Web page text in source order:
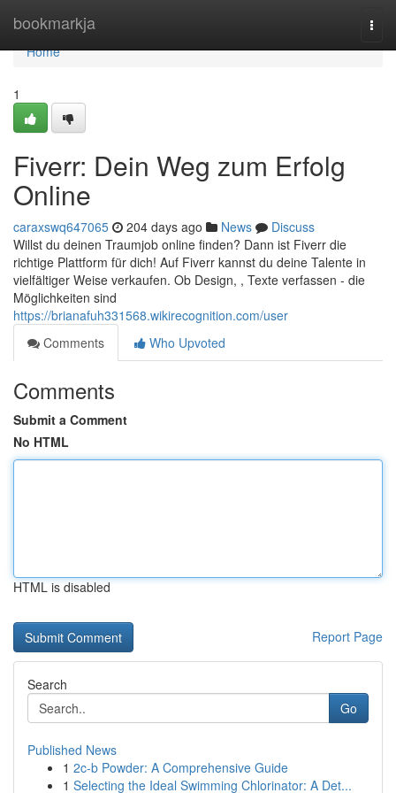
bookmarkja
Home
Home
1
Fiverr: Dein Weg zum Erfolg
Online
caraxswq647065 204 days ago News
Discuss
Willst du deinen Traumjob online finden? Dann ist Fiverr die
richtige Plattform für dich! Auf Fiverr kannst du deine Talente in
vielfältiger Weise verkaufen. Ob Design, , Texte verfassen - die
Möglichkeiten sind
https://brianafuh331568.wikirecognition.com/user
Comments
Who Upvoted
Comments
Submit a Comment
No HTML
HTML is disabled
Report Page
Search
Go
Published News
1 2c-b Powder: A Comprehensive Guide
1 Selecting the Ideal Swimming Chlorinator: A Det...